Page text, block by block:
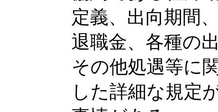
定義、出向期間
退職金、各種の
その他処遇等に
した詳細な規定